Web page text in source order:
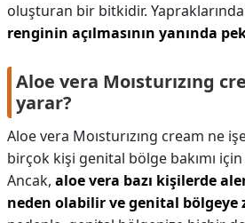
oluşturan bir bitkidir.
renginin açılmasının yanında
Aloe vera Moısturızıng
yarar?
Aloe vera Moısturızıng cream ne
birçok kişi genital bölge bakımı
Ancak, aloe vera bazı kişilerde
neden olabilir ve genital bölgeye